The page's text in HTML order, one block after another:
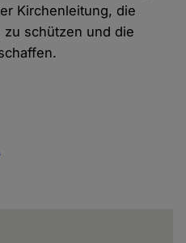
Kirchenleitung, die
zu schützen und die